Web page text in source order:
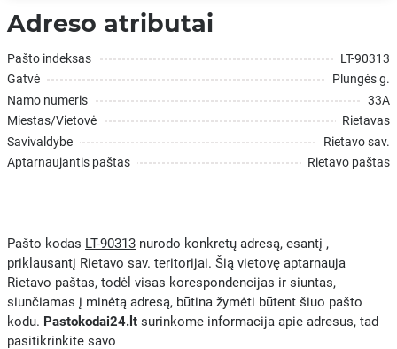
Adreso atributai
Pašto indeksas
LT-90313
Gatvė
Plungės g.
Namo numeris
33A
Miestas/Vietovė
Rietavas
Savivaldybe
Rietavo sav.
Aptarnaujantis paštas
Rietavo paštas
Pašto kodas LT-90313 nurodo konkretų adresą, esantį ,
priklausantį Rietavo sav. teritorijai. Šią vietovę aptarnauja
Rietavo paštas, todėl visas korespondencijas ir siuntas,
siunčiamas į minėtą adresą, būtina žymėti būtent šiuo pašto
kodu. Pastokodai24.lt surinkome informacija apie adresus, tad
pasitikrinkite savo